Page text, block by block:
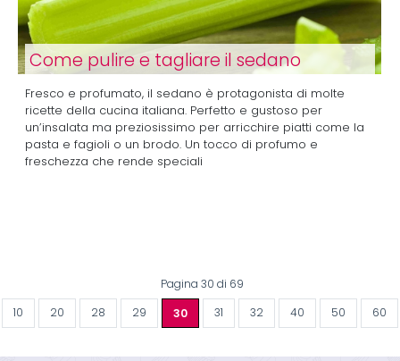
Come pulire e tagliare il sedano
Fresco e profumato, il sedano è protagonista di molte
ricette della cucina italiana. Perfetto e gustoso per
un’insalata ma preziosissimo per arricchire piatti come la
pasta e fagioli o un brodo. Un tocco di profumo e
freschezza che rende speciali
Pagina 30 di 69
10 20 28 29 30 31 32 40 50 60